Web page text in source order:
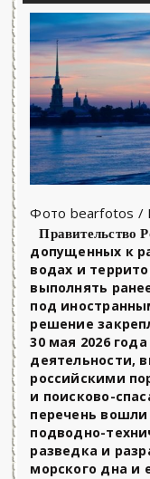
Фото bearfotos /
Правительство
допущенных к
водах и
выполнять
под
решение
30 мая 2026
деятельности,
российскими
и поисково-
перечень
подводно-
разведка и
морского дна и